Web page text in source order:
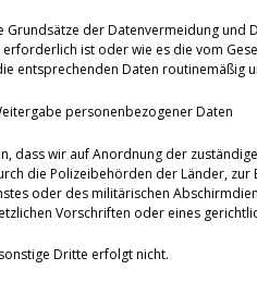
Grundsätze der Datenvermeidung
ist oder wie es die vom
entsprechenden Daten
personenbezogener Daten
dass wir auf Anordnung der
die Polizeibehörden der Länder,
oder des militärischen
Vorschriften oder eines
Dritte erfolgt nicht.